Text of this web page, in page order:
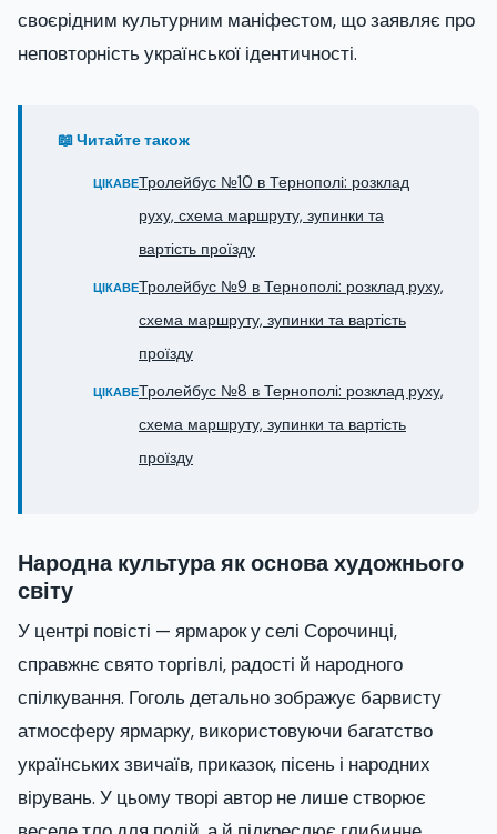
своєрідним культурним маніфестом, що заявляє про
неповторність української ідентичності.
📖 Читайте також
ЦІКАВЕТролейбус №10 в Тернополі: розклад
руху, схема маршруту, зупинки та
вартість проїзду
ЦІКАВЕТролейбус №9 в Тернополі: розклад руху,
схема маршруту, зупинки та вартість
проїзду
ЦІКАВЕТролейбус №8 в Тернополі: розклад руху,
схема маршруту, зупинки та вартість
проїзду
Народна культура як основа художнього
світу
У центрі повісті — ярмарок у селі Сорочинці,
справжнє свято торгівлі, радості й народного
спілкування. Гоголь детально зображує барвисту
атмосферу ярмарку, використовуючи багатство
українських звичаїв, приказок, пісень і народних
вірувань. У цьому творі автор не лише створює